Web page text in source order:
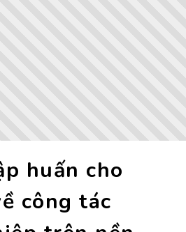
huấn cho
công tác